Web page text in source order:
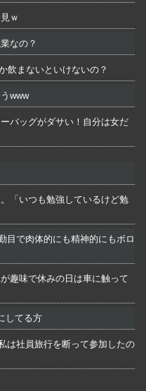
ｗ
なの？
飲まないといけないの？
www
バッグがダサい！自分は女だ
「いつも勉強しているけど勉
目で肉体的にも精神的にもボロ
趣味で休みの日は車に触って
してる方
は社員旅行を断って参加したの